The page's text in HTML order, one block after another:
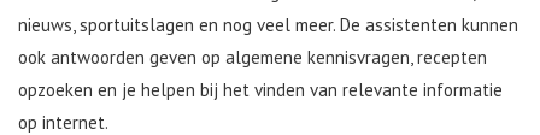
nieuws, sportuitslagen en nog veel meer. De assistenten kunnen
ook antwoorden geven op algemene kennisvragen, recepten
opzoeken en je helpen bij het vinden van relevante informatie
op internet.